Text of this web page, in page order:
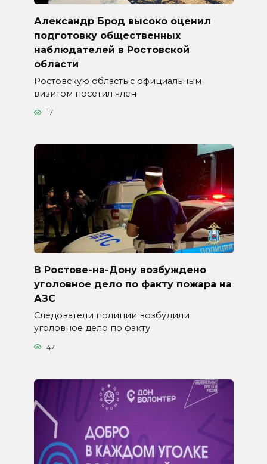
Александр Брод высоко оценил
подготовку общественных
наблюдателей в Ростовской
области
Ростовскую область с официальным
визитом посетил член
17
В Ростове-на-Дону возбуждено
уголовное дело по факту пожара на
АЗС
Следователи полиции возбудили
уголовное дело по факту
47